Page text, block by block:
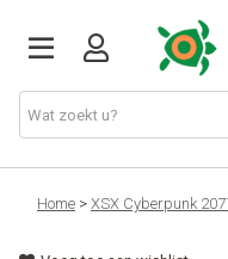
TCG
Home > XSX Cyberpunk